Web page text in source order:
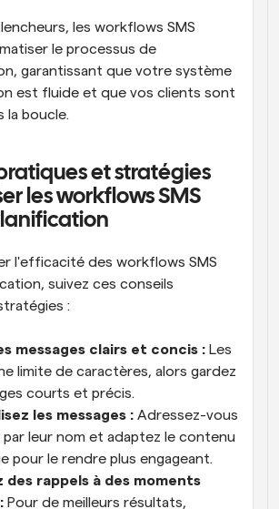
les workflows SMS
le processus de
garantissant que votre système
est fluide et que vos clients sont
la boucle.
et stratégies
les workflows SMS
l'efficacité des workflows SMS
suivez ces conseils
:
messages clairs et concis : Les
limite de caractères, alors gardez
courts et précis.
les messages : Adressez-vous
par leur nom et adaptez le contenu
pour le rendre plus engageant.
des rappels à des moments
Pour de meilleurs résultats,